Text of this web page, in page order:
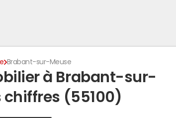
Brabant-sur-Meuse
à Brabant-sur-
chiffres (55100)